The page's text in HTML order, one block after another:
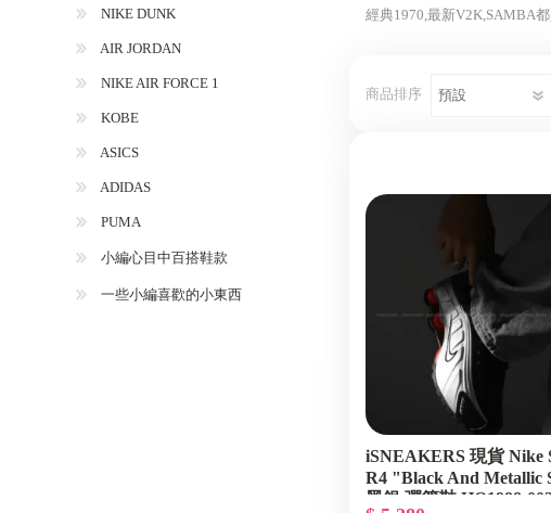
經典1970,最新V2K,SAMBA
商品排序
iSNEAKERS 現貨 Nike
R4 "Black And Metallic
黑銀 彈簧鞋 HQ1988-002
NIKE DUNK
AIR JORDAN
NIKE AIR FORCE 1
KOBE
ASICS
ADIDAS
PUMA
小編心目中百搭鞋款
一些小編喜歡的小東西